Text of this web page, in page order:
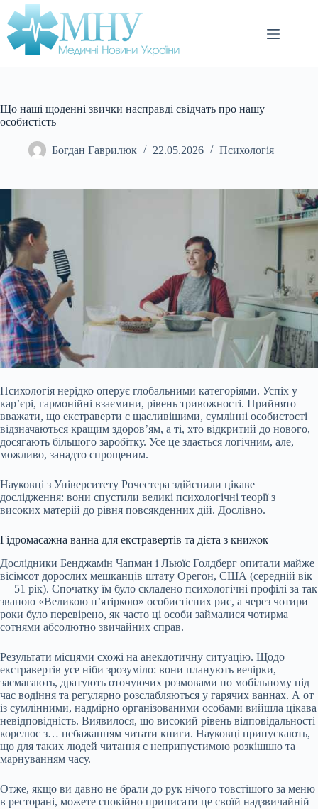
Перейти
до
вмісту
Що наші щоденні звички насправді свідчать про нашу
особистість
Богдан Гаврилюк 22.05.2026 Психологія
Психологія нерідко оперує глобальними категоріями. Успіх у
кар’єрі, гармонійні взаємини, рівень тривожності. Прийнято
вважати, що екстраверти є щасливішими, сумлінні особистості
відзначаються кращим здоров’ям, а ті, хто відкритий до нового,
досягають більшого заробітку. Усе це здається логічним, але,
можливо, занадто спрощеним.
Науковці з Університету Рочестера здійснили цікаве
дослідження: вони спустили великі психологічні теорії з
високих матерій до рівня повсякденних дій. Дослівно.
Гідромасажна ванна для екстравертів та дієта з книжок
Дослідники Бенджамін Чапман і Льюїс Голдберг опитали майже
вісімсот дорослих мешканців штату Орегон, США (середній вік
— 51 рік). Спочатку їм було складено психологічні профілі за так
званою «Великою п’ятіркою» особистісних рис, а через чотири
роки було перевірено, як часто ці особи займалися чотирма
сотнями абсолютно звичайних справ.
Результати місцями схожі на анекдотичну ситуацію. Щодо
екстравертів усе ніби зрозуміло: вони планують вечірки,
засмагають, дратують оточуючих розмовами по мобільному під
час водіння та регулярно розслабляються у гарячих ваннах. А от
із сумлінними, надмірно організованими особами вийшла цікава
невідповідність. Виявилося, що високий рівень відповідальності
корелює з… небажанням читати книги. Науковці припускають,
що для таких людей читання є неприпустимою розкішшю та
марнуванням часу.
Отже, якщо ви давно не брали до рук нічого товстішого за меню
в ресторані, можете спокійно приписати це своїй надзвичайній